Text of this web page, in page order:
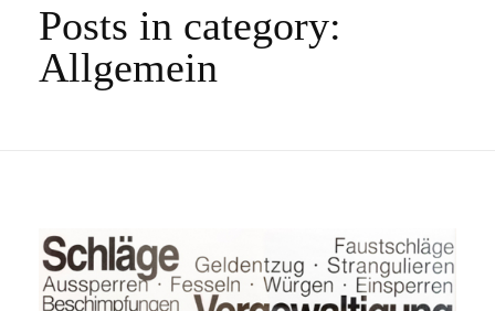
Posts in category:
Allgemein